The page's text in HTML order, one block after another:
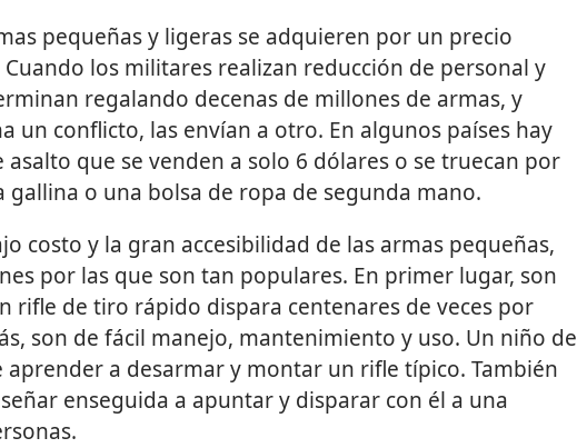
pequeñas y ligeras se adquieren por un precio
los militares realizan reducción de personal y
regalando decenas de millones de armas, y
un conflicto, las envían a otro. En algunos países hay
que se venden a solo 6 dólares o se truecan por
gallina o una bolsa de ropa de segunda mano.
costo y la gran accesibilidad de las armas pequeñas,
por las que son tan populares. En primer lugar, son
rifle de tiro rápido dispara centenares de veces por
son de fácil manejo, mantenimiento y uso. Un niño de
aprender a desarmar y montar un rifle típico. También
enseguida a apuntar y disparar con él a una